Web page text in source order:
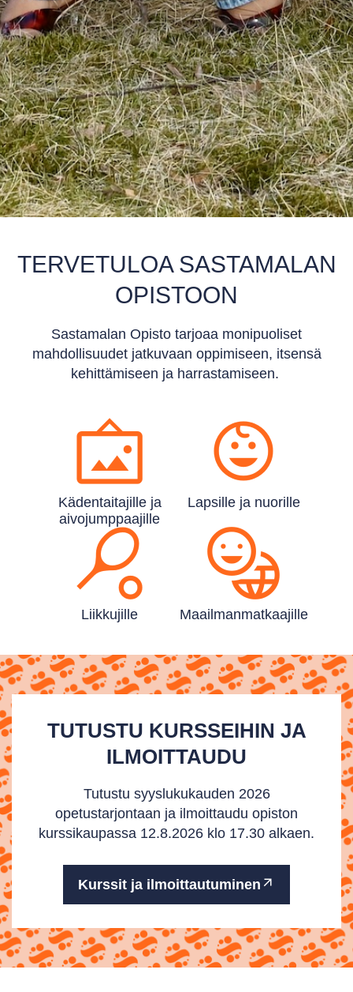
TERVETULOA SASTAMALAN
OPISTOON
Sastamalan Opisto tarjoaa monipuoliset
mahdollisuudet jatkuvaan oppimiseen, itsensä
kehittämiseen ja harrastamiseen.
Käden­taitajille ja
aivo­jumppaajille
Lapsille ja nuorille
Liikkujille Maailman­matkaajille
TUTUSTU KURSSEIHIN JA
ILMOITTAUDU
Tutustu syyslukukauden 2026
opetustarjontaan ja ilmoittaudu opiston
kurssikaupassa 12.8.2026 klo 17.30 alkaen.
Kurssit ja ilmoittautuminen